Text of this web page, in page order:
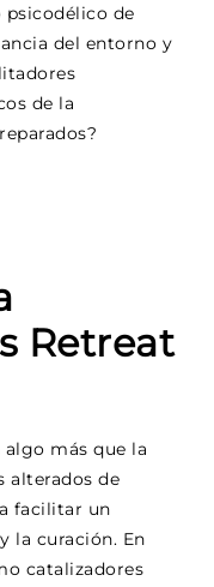
psicodélico de
del entorno y
de la
Retreat
más que la
alterados de
facilitar un
la curación. En
catalizadores